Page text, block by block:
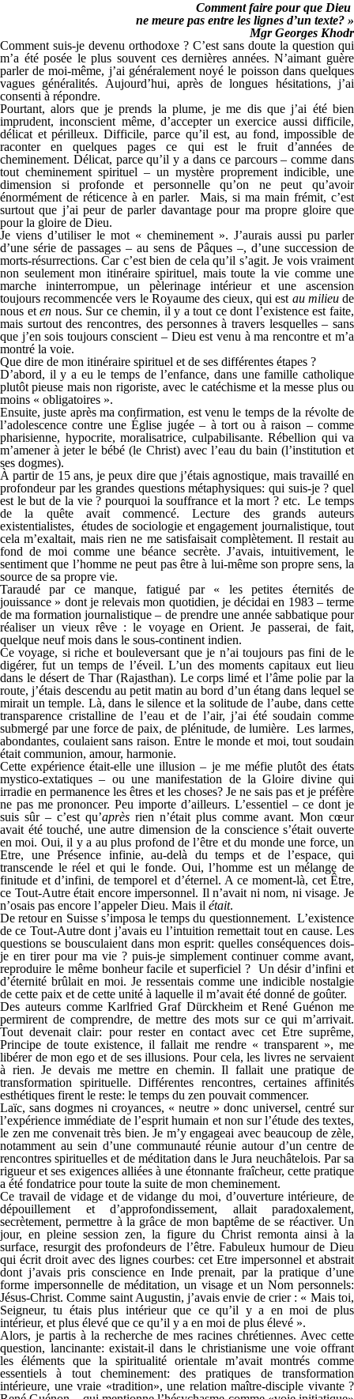
Comment faire pour que Dieu
ne meure pas entre les lignes d’un texte? »
Mgr Georges Khodr
Comment suis-je devenu orthodoxe ? C’est sans doute la question qui
m’a été posée le plus souvent ces dernières années. N’aimant guère
parler de moi-même, j’ai généralement noyé le poisson dans quelques
vagues généralités. Aujourd’hui, après de longues hésitations, j’ai
consenti à répondre.
Pourtant, alors que je prends la plume, je me dis que j’ai été bien
imprudent, inconscient même, d’accepter un exercice aussi difficile,
délicat et périlleux. Difficile, parce qu’il est, au fond, impossible de
raconter en quelques pages ce qui est le fruit d’années de
cheminement. Délicat, parce qu’il y a dans ce parcours – comme dans
tout cheminement spirituel – un mystère proprement indicible, une
dimension si profonde et personnelle qu’on ne peut qu’avoir
énormément de réticence à en parler. Mais, si ma main frémit, c’est
surtout que j’ai peur de parler davantage pour ma propre gloire que
pour la gloire de Dieu.
Je viens d’utiliser le mot « cheminement ». J’aurais aussi pu parler
d’une série de passages – au sens de Pâques –, d’une succession de
morts-résurrections. Car c’est bien de cela qu’il s’agit. Je vois vraiment
non seulement mon itinéraire spirituel, mais toute la vie comme une
marche ininterrompue, un pèlerinage intérieur et une ascension
toujours recommencée vers le Royaume des cieux, qui est au milieude
nous eten nous. Sur ce chemin, il y a tout ce dont l’existence est faite,
mais surtout des rencontres, des personnes à travers lesquelles – sans
que j’en sois toujours conscient – Dieu est venu à ma rencontre et m’a
montré la voie.
Que dire de mon itinéraire spirituel et de ses différentes étapes ?
D’abord, il y a eu le temps de l’enfance, dans une famille catholique
plutôt pieuse mais non rigoriste, avec le catéchisme et la messe plus ou
moins « obligatoires ».
Ensuite, juste après ma confirmation, est venu le temps de la révolte de
l’adolescence contre une Église jugée – à tort ou à raison – comme
pharisienne, hypocrite, moralisatrice, culpabilisante. Rébellion qui va
m’amener à jeter le bébé (le Christ) avec l’eau du bain (l’institution et
ses dogmes).
À partir de 15 ans, je peux dire que j’étais agnostique, mais travaillé en
profondeur par les grandes questions métaphysiques: qui suis-je ? quel
est le but de la vie ? pourquoi la souffrance et la mort ? etc. Le temps
de la quête avait commencé. Lecture des grands auteurs
existentialistes, études de sociologie et engagement journalistique, tout
cela m’exaltait, mais rien ne me satisfaisait complètement. Il restait au
fond de moi comme une béance secrète. J’avais, intuitivement, le
sentiment que l’homme ne peut pas être à lui-même son propre sens, la
source de sa propre vie.
Taraudé par ce manque, fatigué par « les petites éternités de
jouissance » dont je relevais mon quotidien, je décidai en 1983 – terme
de ma formation journalistique – de prendre une année sabbatique pour
réaliser un vieux rêve : le voyage en Orient. Je passerai, de fait,
quelque neuf mois dans le sous-continent indien.
Ce voyage, si riche et bouleversant que je n’ai toujours pas fini de le
digérer, fut un temps de l’éveil. L’un des moments capitaux eut lieu
dans le désert de Thar (Rajasthan). Le corps limé et l’âme polie par la
route, j’étais descendu au petit matin au bord d’un étang dans lequel se
mirait un temple. Là, dans le silence et la solitude de l’aube, dans cette
transparence cristalline de l’eau et de l’air, j’ai été soudain comme
submergé par une force de paix, de plénitude, de lumière. Les larmes,
abondantes, coulaient sans raison. Entre le monde et moi, tout soudain
était communion, amour, harmonie.
Cette expérience était-elle une illusion – je me méfie plutôt des états
mystico-extatiques – ou une manifestation de la Gloire divine qui
irradie en permanence les êtres et les choses? Je ne sais pas et je préfère
ne pas me prononcer. Peu importe d’ailleurs. L’essentiel – ce dont je
suis sûr – c’est qu’après rien n’était plus comme avant. Mon cœur
avait été touché, une autre dimension de la conscience s’était ouverte
en moi. Oui, il y a au plus profond de l’être et du monde une force, un
Etre, une Présence infinie, au-delà du temps et de l’espace, qui
transcende le réel et qui le fonde. Oui, l’homme est un mélange de
finitude et d’infini, de temporel et d’éternel. A ce moment-là, cet Être,
ce Tout-Autre était encore impersonnel. Il n’avait ni nom, ni visage. Je
n’osais pas encore l’appeler Dieu. Mais il était.
De retour en Suisse s’imposa le temps du questionnement. L’existence
de ce Tout-Autre dont j’avais eu l’intuition remettait tout en cause. Les
questions se bousculaient dans mon esprit: quelles conséquences dois-
je en tirer pour ma vie ? puis-je simplement continuer comme avant,
reproduire le même bonheur facile et superficiel ? Un désir d’infini et
d’éternité brûlait en moi. Je ressentais comme une indicible nostalgie
de cette paix et de cette unité à laquelle il m’avait été donné de goûter.
Des auteurs comme Karlfried Graf Dürckheim et René Guénon me
permirent de comprendre, de mettre des mots sur ce qui m’arrivait.
Tout devenait clair: pour rester en contact avec cet Etre suprême,
Principe de toute existence, il fallait me rendre « transparent », me
libérer de mon ego et de ses illusions. Pour cela, les livres ne servaient
à rien. Je devais me mettre en chemin. Il fallait une pratique de
transformation spirituelle. Différentes rencontres, certaines affinités
esthétiques firent le reste: le temps du zen pouvait commencer.
Laïc, sans dogmes ni croyances, « neutre » donc universel, centré sur
l’expérience immédiate de l’esprit humain et non sur l’étude des textes,
le zen me convenait très bien. Je m’y engageai avec beaucoup de zèle,
notamment au sein d’une communauté réunie autour d’un centre de
rencontres spirituelles et de méditation dans le Jura neuchâtelois. Par sa
rigueur et ses exigences alliées à une étonnante fraîcheur, cette pratique
a été fondatrice pour toute la suite de mon cheminement.
Ce travail de vidage et de vidange du moi, d’ouverture intérieure, de
dépouillement et d’approfondissement, allait paradoxalement,
secrètement, permettre à la grâce de mon baptême de se réactiver. Un
jour, en pleine session zen, la figure du Christ remonta ainsi à la
surface, resurgit des profondeurs de l’être. Fabuleux humour de Dieu
qui écrit droit avec des lignes courbes: cet Etre impersonnel et abstrait
dont j’avais pris conscience en Inde prenait, par la pratique d’une
forme impersonnelle de méditation, un visage et un Nom personnels:
Jésus-Christ. Comme saint Augustin, j’avais envie de crier : « Mais toi,
Seigneur, tu étais plus intérieur que ce qu’il y a en moi de plus
intérieur, et plus élevé que ce qu’il y a en moi de plus élevé ».
Alors, je partis à la recherche de mes racines chrétiennes. Avec cette
question, lancinante: existait-il dans le christianisme une voie offrant
les éléments que la spiritualité orientale m’avait montrés comme
essentiels à tout cheminement: des pratiques de transformation
intérieure, une vraie «tradition», une relation maître-disciple vivante ?